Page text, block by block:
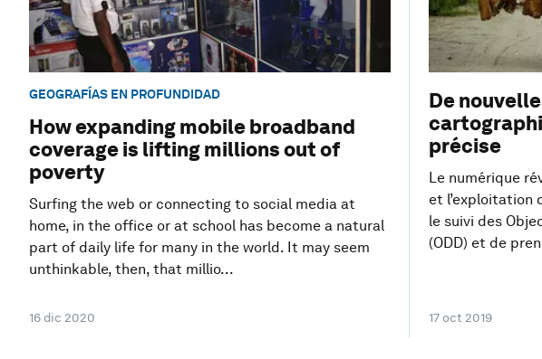
GEOGRAFÍAS EN PROFUNDIDAD
How expanding mobile broadband
coverage is lifting millions out of
poverty
Surfing the web or connecting to social media at
home, in the office or at school has become a natural
part of daily life for many in the world. It may seem
unthinkable, then, that millio...
16 dic 2020
De
précise
Le numérique
et l’exploitation
le suivi des
(ODD) et de
17 oct 2019